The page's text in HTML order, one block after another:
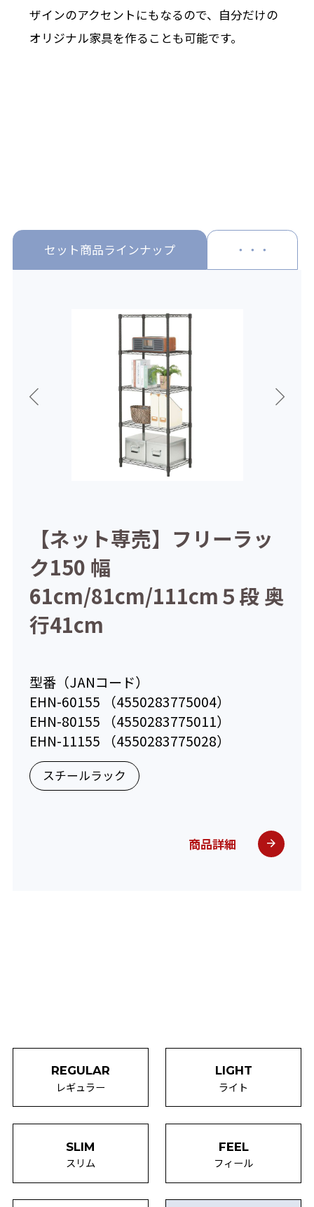
ザインのアクセントにもなるので、自分だけの
オリジナル家具を作ることも可能です。
セット商品ラインナップ
【ネット専売】フリーラッ
ク150 幅
61cm/81cm/111cm５段 奥
行41cm
型番（JANコード）
EHN-60155 （4550283775004）
EHN-80155 （4550283775011）
EHN-11155 （4550283775028）
スチールラック
商品詳細
REGULAR
レギュラー
LIGHT
ライト
SLIM
スリム
FEEL
フィール